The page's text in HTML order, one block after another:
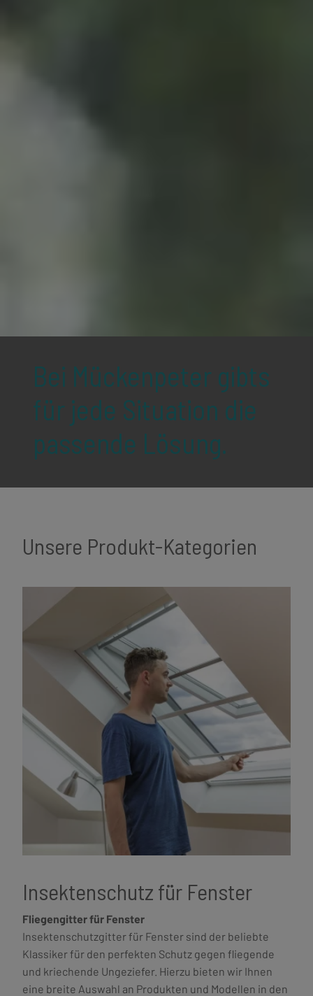
Bei Mückenpeter gibts
für jede Situation die
passende Lösung.
Unsere Produkt-Kategorien
Insektenschutz für Fenster
Fliegengitter für Fenster
Insektenschutzgitter für Fenster sind der beliebte
Klassiker für den perfekten Schutz gegen fliegende
und kriechende Ungeziefer. Hierzu bieten wir Ihnen
eine breite Auswahl an Produkten und Modellen in den